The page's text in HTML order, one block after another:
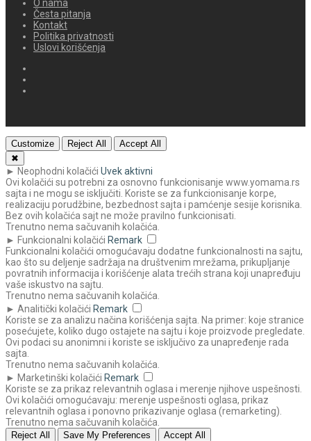
O nama
Česta pitanja
Kontakt
Politika privatnosti
Uslovi korišćenja
Customize Reject All
Accept All
✖
► Neophodni kolačići Uvek aktivni
Ovi kolačići su potrebni za osnovno funkcionisanje www.yomama.rs
sajta i ne mogu se isključiti. Koriste se za funkcionisanje korpe,
realizaciju porudžbine, bezbednost sajta i pamćenje sesije korisnika.
Bez ovih kolačića sajt ne može pravilno funkcionisati.
Trenutno nema sačuvanih kolačića.
► Funkcionalni kolačići Remark
Funkcionalni kolačići omogućavaju dodatne funkcionalnosti na sajtu,
kao što su deljenje sadržaja na društvenim mrežama, prikupljanje
povratnih informacija i korišćenje alata trećih strana koji unapređuju
vaše iskustvo na sajtu.
Trenutno nema sačuvanih kolačića.
► Analitički kolačići Remark
Koriste se za analizu načina korišćenja sajta. Na primer: koje stranice
posećujete, koliko dugo ostajete na sajtu i koje proizvode pregledate.
Ovi podaci su anonimni i koriste se isključivo za unapređenje rada
sajta.
Trenutno nema sačuvanih kolačića.
► Marketinški kolačići Remark
Koriste se za prikaz relevantnih oglasa i merenje njihove uspešnosti.
Ovi kolačići omogućavaju: merenje uspešnosti oglasa, prikaz
relevantnih oglasa i ponovno prikazivanje oglasa (remarketing).
Trenutno nema sačuvanih kolačića.
Reject All Save My Preferences Accept All